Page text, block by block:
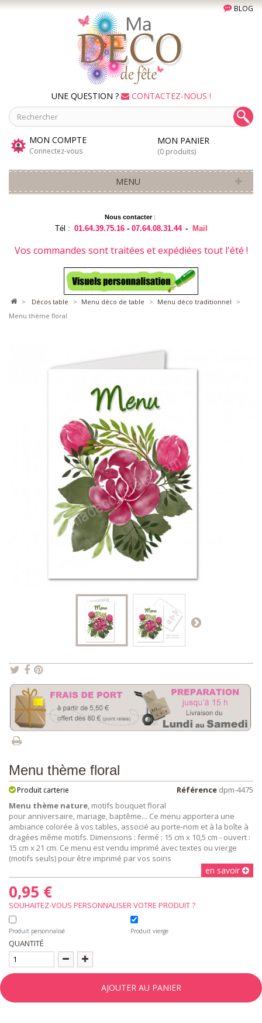
BLOG
UNE QUESTION ? CONTACTEZ-NOUS !
MON COMPTE
Connectez-vous
MON PANIER
(0 produits)
MENU
Nous contacter:
Tél : 01.64.39.75.16 -07.64.08.31.44 - Mail
Vos commandes sont traitées et expédiées tout l'été !
> décos table > menu déco de table > menu déco traditionnel
>
Menu thème floral
Menu thème floral
Référence dpm-4475
Produit carterie
Menu thème nature , motifs bouquet floral
pour anniversaire, mariage, baptême... Ce menu apportera une
ambiance colorée à vos tables, associé au porte-nom et à la boîte à
dragées même motifs. Dimensions : fermé : 15 cm x 10,5 cm - ouvert :
15 cm x 21 cm. Ce menu est vendu imprimé avec textes ou vierge
(motifs seuls) pour être imprimé par vos soins
en savoir
0,95 €
Produit personnalisé Produit vierge
QUANTITÉ
AJOUTER AU PANIER